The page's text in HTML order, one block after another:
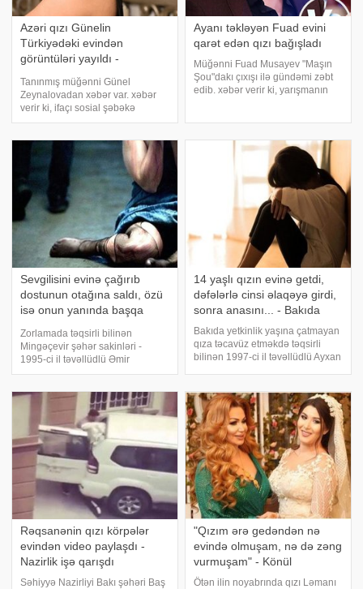
Azəri qızı Günelin
Türkiyədəki evindən
görüntüləri yayıldı -
Tanınmış müğənni Günel
Zeynalovadan xəbər var. xəbər
verir ki, ifaçı sosial şəbəkə
hesabında evindən yeni fotolarını
izləyicilərin marağına səbəb olub.
Həmin fotoları təqdim edirik: ( )
Ayanı təkləyən Fuad evini
qarət edən qızı bağışladı
Müğənni Fuad Musayev "Maşın
Şou"dakı çıxışı ilə gündəmi zəbt
edib. xəbər verir ki, yarışmanın
Atakişiyeva haqda danışıb. O,
verilişdə Atakişiyevan
Sevgilisini evinə çağırıb
dostunun otağına saldı, özü
isə onun yanında başqa
OLAY
Zorlamada təqsirli bilinən
Mingəçevir şəhər sakinləri -
1995-ci il təvəllüdlü Əmir
Bayramov və dostu, 1996-cı il
işində adı keçən şəxslərin ad və
soyadaları şərti verilib – red.)
cinayə
14 yaşlı qızın evinə getdi,
dəfələrlə cinsi əlaqəyə girdi,
sonra anasını... - Bakıda
Bakıda yetkinlik yaşına çatmayan
qıza təcavüz etməkdə təqsirli
bilinən 1997-ci il təvəllüdlü Ayxan
Ayxan Məmmədov 2015-ci ilin
oktyabrında Feysbukda 2001-ci
ildə anada
Rəqsanənin qızı körpələr
evindən video paylaşdı -
Nazirlik işə qarışdı
Səhiyyə Nazirliyi Bakı şəhəri Baş
"Qızım ərə gedəndən nə
evində olmuşam, nə də zəng
vurmuşam" - Könül
Ötən ilin noyabrında qızı Ləmanı